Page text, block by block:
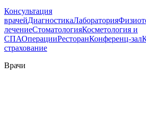
Консультация
врачейДиагностикаЛаборатория
лечениеСтоматологияКосметология и
СПАОперацииРесторанКонференц-зал
страхование
Врачи